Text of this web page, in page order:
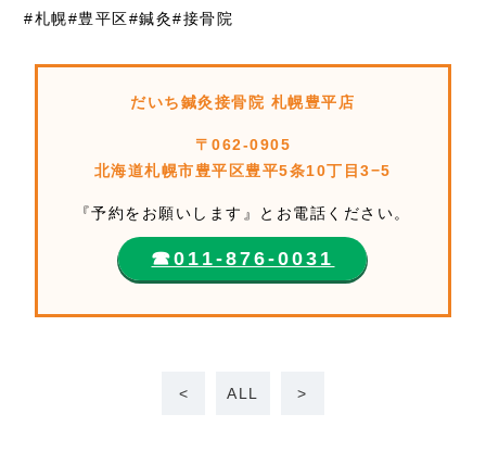
#札幌#豊平区#鍼灸#接骨院
だいち鍼灸接骨院 札幌豊平店
〒062-0905
北海道札幌市豊平区豊平5条10丁目3−5
『予約をお願いします』とお電話ください。
☎︎011-876-0031
< ALL >